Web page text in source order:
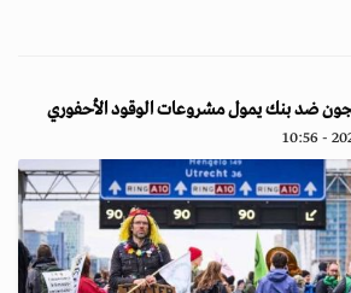
ضد بنك يمول مشروعات الوقود الأحفوري